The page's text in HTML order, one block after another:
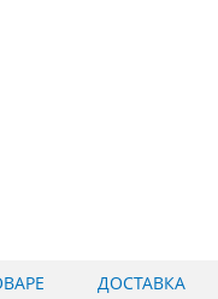
ДОСТАВКА